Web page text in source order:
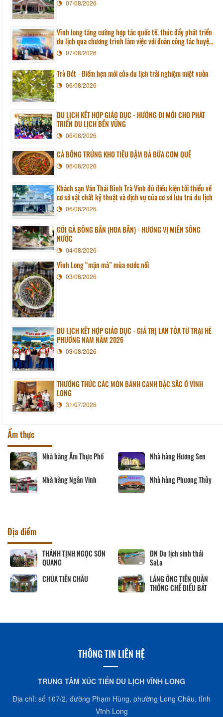
07/08/2026
Vĩnh long tăng cường hợp tác quốc tế, thúc đẩy phát triển
du lịch qua chương trình làm việc với đoàn công tác huyện
Sunchang (Hàn quốc)
07/08/2026
Trà Đét - Điểm hẹn mới của du lịch trải nghiệm miệt vườn
06/08/2026
DU LỊCH KẾT HỢP GIÁO DỤC - HƯỚNG ĐI MỚI CHO PHÁT
TRIỂN DU LỊCH BỀN VỮNG
06/08/2026
CÁ BỐNG TRỨNG KHO TIÊU ĐẬM ĐÀ BỮA CƠM QUÊ
06/08/2026
Khách sạn Văn Thái Bình Trà Vinh đủ điều kiện tối thiểu về
cơ sở vật chất kỹ thuật và dịch vụ của cơ sở lưu trú du lịch
06/08/2026
GỎI GÀ BÔNG BẦN (HOA BẦN) - HƯƠNG VỊ MIỀN SÔNG
NƯỚC
04/08/2026
Vĩnh Long “mặn mà” mùa nước nổi
03/08/2026
DU LỊCH KẾT HỢP GIÁO DỤC - GIÁ TRỊ LAN TỎA TỪ TRẠI HÈ
PHƯƠNG NAM NĂM 2026
03/08/2026
THƯỞNG THỨC CÁC MÓN BÁNH CANH ĐẶC SẮC Ở VĨNH
LONG
31/07/2026
Ẩm thực
Nhà hàng Ẩm Thực Phố Nhà hàng Hương Sen
Nhà hàng Ngân Vinh Nhà hàng Phương Thủy
Địa điểm
THÁNH TỊNH NGỌC SƠN
QUANG
DN Du lịch sinh thái
SaLa
CHÙA TIÊN CHÂU
LĂNG ÔNG TIỀN QUÂN
THỐNG CHẾ ĐIỀU BÁT
THÔNG TIN LIÊN HỆ
TRUNG TÂM XÚC TIẾN DU LỊCH VĨNH LONG
Địa chỉ: số 107/2, đường Phạm Hùng, phường Long Châu, tỉnh
Vĩnh Long